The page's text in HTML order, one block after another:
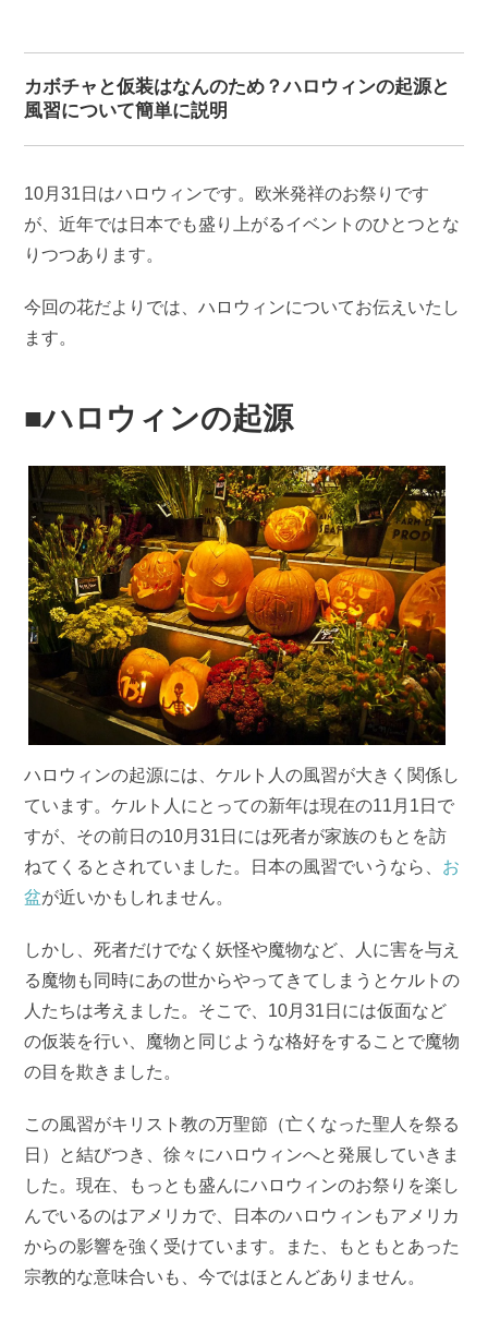
カボチャと仮装はなんのため？ハロウィンの起源と
風習について簡単に説明
10月31日はハロウィンです。欧米発祥のお祭りです
が、近年では日本でも盛り上がるイベントのひとつとな
りつつあります。
今回の花だよりでは、ハロウィンについてお伝えいたし
ます。
■ハロウィンの起源
ハロウィンの起源には、ケルト人の風習が大きく関係し
ています。ケルト人にとっての新年は現在の11月1日で
すが、その前日の10月31日には死者が家族のもとを訪
ねてくるとされていました。日本の風習でいうなら、 お
盆が近いかもしれません。
しかし、死者だけでなく妖怪や魔物など、人に害を与え
る魔物も同時にあの世からやってきてしまうとケルトの
人たちは考えました。そこで、10月31日には仮面など
の仮装を行い、魔物と同じような格好をすることで魔物
の目を欺きました。
この風習がキリスト教の万聖節（亡くなった聖人を祭る
日）と結びつき、徐々にハロウィンへと発展していきま
した。現在、もっとも盛んにハロウィンのお祭りを楽し
んでいるのはアメリカで、日本のハロウィンもアメリカ
からの影響を強く受けています。また、もともとあった
宗教的な意味合いも、今ではほとんどありません。